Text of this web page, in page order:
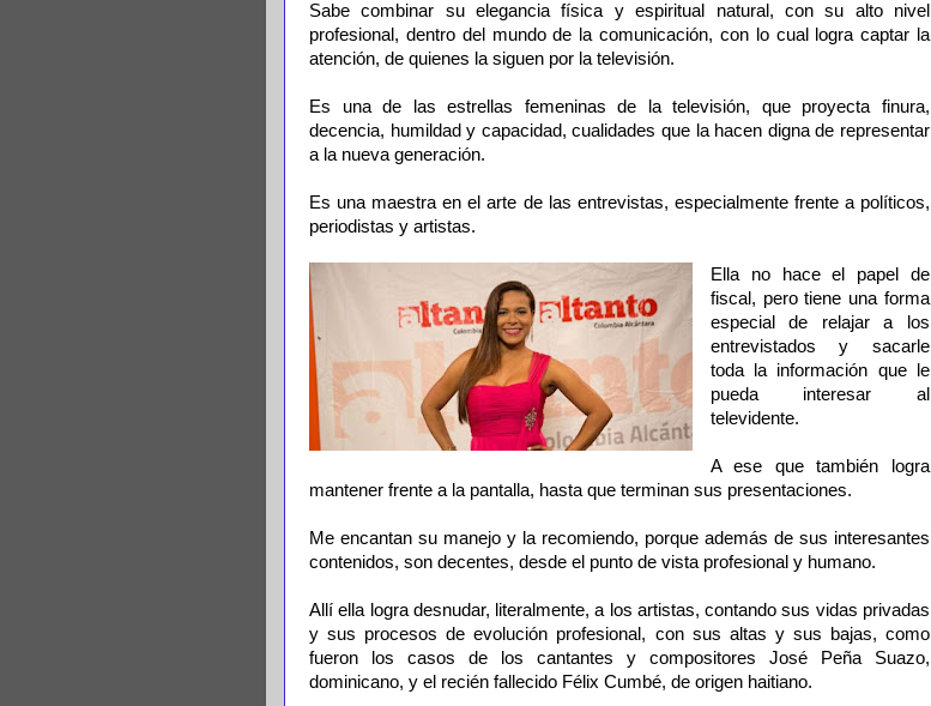
Sabe combinar su elegancia física y espiritual natural, con su alto nivel
profesional, dentro del mundo de la comunicación, con lo cual logra captar la
atención, de quienes la siguen por la televisión.
Es una de las estrellas femeninas de la televisión, que proyecta finura,
decencia, humildad y capacidad, cualidades que la hacen digna de representar
a la nueva generación.
Es una maestra en el arte de las entrevistas, especialmente frente a políticos,
periodistas y artistas.
Ella no hace el papel de
fiscal, pero tiene una forma
especial de relajar a los
entrevistados y sacarle
toda la información que le
pueda interesar al
televidente.
A ese que también logra
mantener frente a la pantalla, hasta que terminan sus presentaciones.
Me encantan su manejo y la recomiendo, porque además de sus interesantes
contenidos, son decentes, desde el punto de vista profesional y humano.
Allí ella logra desnudar, literalmente, a los artistas, contando sus vidas privadas
y sus procesos de evolución profesional, con sus altas y sus bajas, como
fueron los casos de los cantantes y compositores José Peña Suazo,
dominicano, y el recién fallecido Félix Cumbé, de origen haitiano.